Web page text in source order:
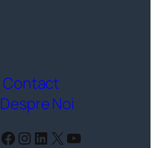
Contact
Despre Noi
Facebook
Instagram
LinkedIn
X YouTube